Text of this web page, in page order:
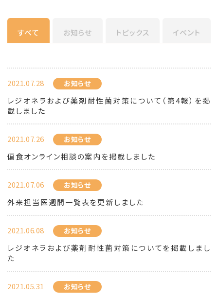
すべて お知らせ トピックス イベント
2021.07.28 お知らせ
レジオネラおよび薬剤耐性菌対策について（第4報）を掲
載しました
2021.07.26 お知らせ
偏食オンライン相談の案内を掲載しました
2021.07.06 お知らせ
外来担当医週間一覧表を更新しました
2021.06.08 お知らせ
レジオネラおよび薬剤耐性菌対策についてを掲載しまし
た
2021.05.31 お知らせ